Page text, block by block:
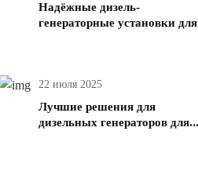
Надёжные дизель-
генераторные установки для
22 июля 2025
Лучшие решения для
дизельных генераторов для